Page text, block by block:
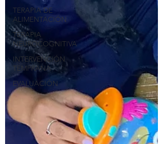
TERAPIA DE
ALIMENTACIÓN
TERAPIA
NEUROCOGNITIVA
INTERVENCIÓN
TEMPRANA
EVALUACIÓN